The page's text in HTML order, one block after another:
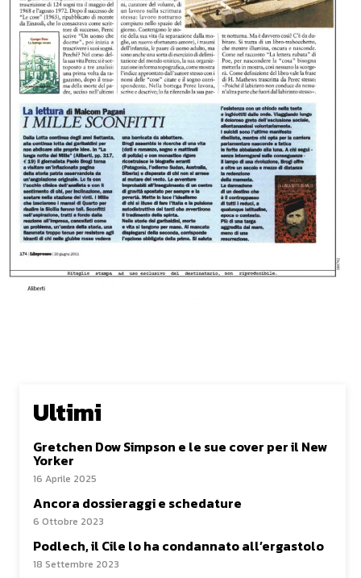
Ultimi
Gretchen Dow Simpson e le sue cover per il New
Yorker
16 Aprile 2025
Ancora dossieraggi e schedature
6 Ottobre 2023
Podlech, il Cile lo ha condannato all’ergastolo
18 Settembre 2023